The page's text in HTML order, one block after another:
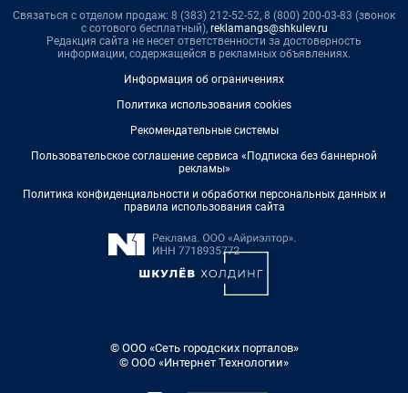
Связаться с отделом продаж: 8 (383) 212-52-52, 8 (800) 200-03-83 (звонок
с сотового бесплатный), reklamangs@shkulev.ru
Редакция сайта не несет ответственности за достоверность
информации, содержащейся в рекламных объявлениях.
Информация об ограничениях
Политика использования cookies
Рекомендательные системы
Пользовательское соглашение сервиса «Подписка без баннерной
рекламы»
Политика конфиденциальности и обработки персональных данных и
правила использования сайта
© ООО «Сеть городских порталов»
© ООО «Интернет Технологии»